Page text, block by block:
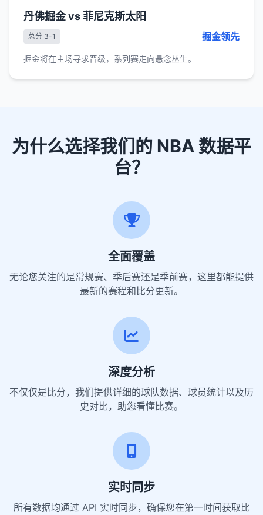
丹佛掘金 vs 菲尼克斯太阳
总分 3-1 掘金领先
掘金将在主场寻求晋级，系列赛走向悬念丛生。
为什么选择我们的 NBA 数据平
台？
全面覆盖
无论您关注的是常规赛、季后赛还是季前赛，这里都能提供
最新的赛程和比分更新。
深度分析
不仅仅是比分，我们提供详细的球队数据、球员统计以及历
史对比，助您看懂比赛。
实时同步
所有数据均通过 API 实时同步，确保您在第一时间获取比